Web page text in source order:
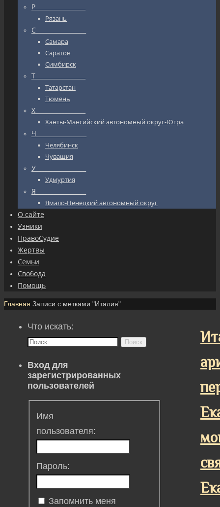
Р_________________
Рязань
С_________________
Самара
Саратов
Симбирск
Т_________________
Татарстан
Тюмень
Х_________________
Ханты-Мансийский автономный округ-Югра
Ч_________________
Челябинск
Чувашия
У_________________
Удмуртия
Я_________________
Ямало-Ненецкий автономный округ
О сайте
Узники
ПравоСудие
Жертвы
Семьи
Свобода
Помощь
Главная Записи с метками "Италия"
Что искать:
Поиск
Вход для
зарегистрированных
пользователей
Имя
пользователя:
Пароль:
Запомнить меня